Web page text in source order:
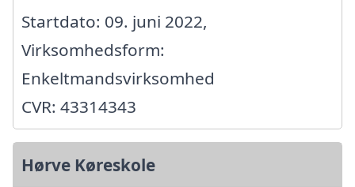
Startdato: 09. juni 2022,
Virksomhedsform:
Enkeltmandsvirksomhed
CVR: 43314343
Hørve Køreskole